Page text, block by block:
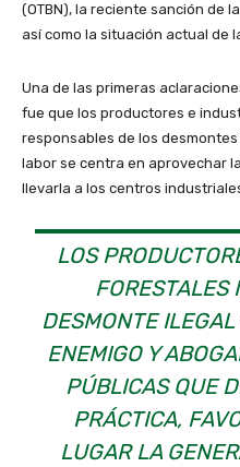
(OTBN), la reciente sanción de
así como la situación actual de
Una de las primeras
fue que los productores e
responsables de los
labor se centra en aprovechar
llevarla a los centros
LOS
FORESTALES
DESMONTE
ENEMIGO Y
PÚBLICAS QUE
PRÁCTICA,
LUGAR LA